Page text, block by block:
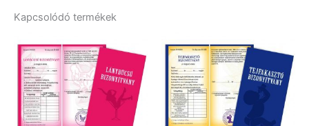
Kapcsolódó termékek